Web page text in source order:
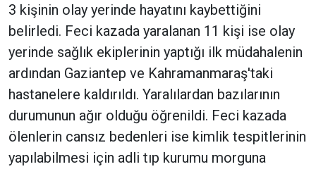
3 kişinin olay yerinde hayatını kaybettiğini
belirledi. Feci kazada yaralanan 11 kişi ise olay
yerinde sağlık ekiplerinin yaptığı ilk müdahalenin
ardından Gaziantep ve Kahramanmaraş'taki
hastanelere kaldırıldı. Yaralılardan bazılarının
durumunun ağır olduğu öğrenildi. Feci kazada
ölenlerin cansız bedenleri ise kimlik tespitlerinin
yapılabilmesi için adli tıp kurumu morguna